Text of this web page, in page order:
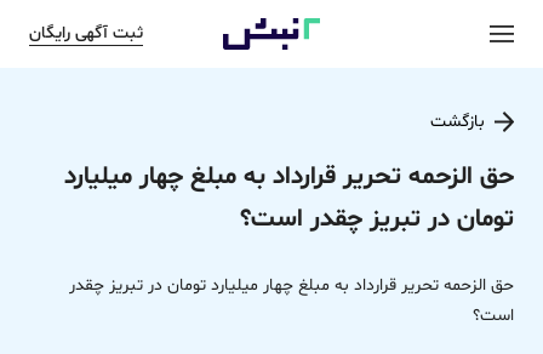
ثبت آگهی رایگان
بازگشت
حق الزحمه تحریر قرارداد به مبلغ چهار میلیارد
تومان در تبریز چقدر است؟
حق الزحمه تحریر قرارداد به مبلغ چهار میلیارد تومان در تبریز چقدر
است؟